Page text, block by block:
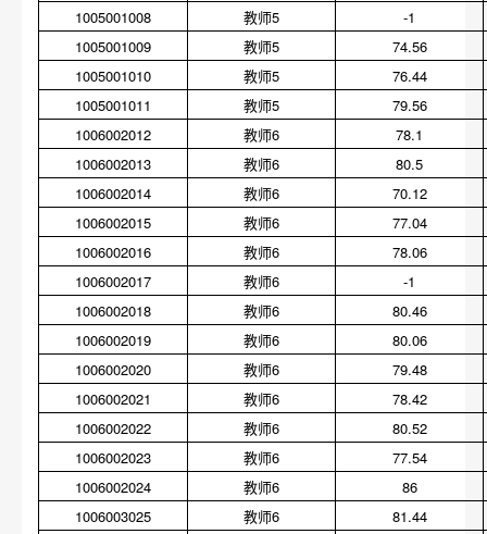
1005001008
教师5
-1
1005001009
教师5
74.56
1005001010
教师5
76.44
1005001011
教师5
79.56
1006002012
教师6
78.1
1006002013
教师6
80.5
1006002014
教师6
70.12
1006002015
教师6
77.04
1006002016
教师6
78.06
1006002017
教师6
-1
1006002018
教师6
80.46
1006002019
教师6
80.06
1006002020
教师6
79.48
1006002021
教师6
78.42
1006002022
教师6
80.52
1006002023
教师6
77.54
1006002024
教师6
86
1006003025
教师6
81.44